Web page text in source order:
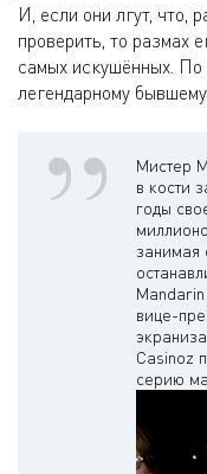
И, если они лгут, что,
проверить, то размах
самых искушённых.
легендарному
Мистер
в кости
годы
занимая
вице-
Casinoz
серию